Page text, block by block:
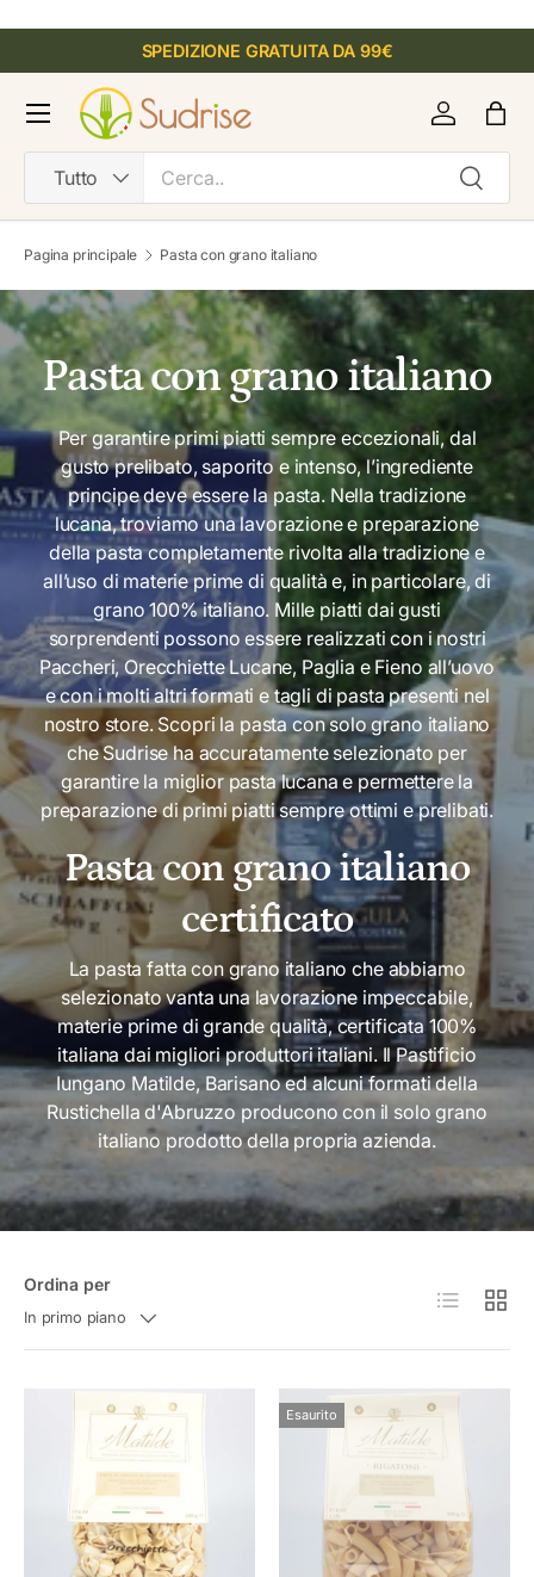
R
h
i
v
c
y
P
o
l
PASSA AI CONTENUTISPEDIZIONE GRATUITA DA 99€
Tutto Cerca
Accedi
Menu
Pagina principale Pasta con grano italiano
Pasta con grano italiano
Per garantire primi piatti sempre eccezionali, dal
gusto prelibato, saporito e intenso, l’ingrediente
principe deve essere la pasta. Nella tradizione
lucana, troviamo una lavorazione e preparazione
della pasta completamente rivolta alla tradizione e
all’uso di materie prime di qualità e, in particolare, di
grano 100% italiano. Mille piatti dai gusti
sorprendenti possono essere realizzati con i nostri
Paccheri, Orecchiette Lucane, Paglia e Fieno all’uovo
e con i molti altri formati e tagli di pasta presenti nel
nostro store. Scopri la pasta con solo grano italiano
che Sudrise ha accuratamente selezionato per
garantire la miglior pasta lucana e permettere la
preparazione di primi piatti sempre ottimi e prelibati.
Pasta con grano italiano
certificato
La pasta fatta con grano italiano che abbiamo
selezionato vanta una lavorazione impeccabile,
materie prime di grande qualità, certificata 100%
italiana dai migliori produttori italiani. Il Pastificio
Iungano Matilde, Barisano ed alcuni formati della
Rustichella d'Abruzzo producono con il solo grano
italiano prodotto della propria azienda.
Ordina per
In primo piano
Elenco
Esaurito